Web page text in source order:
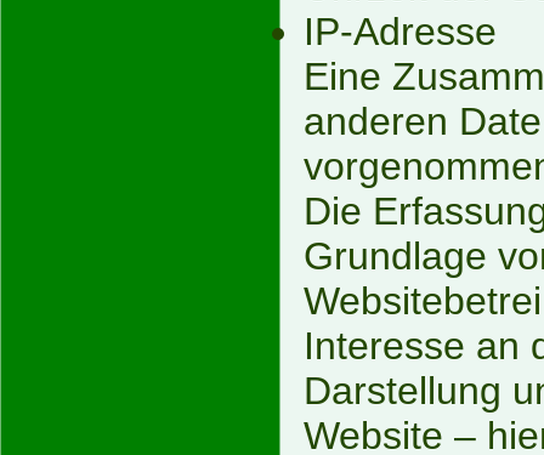
IP-Adresse
Eine
anderen
Die
Grundlage
Interesse an
Darstellung
Website –